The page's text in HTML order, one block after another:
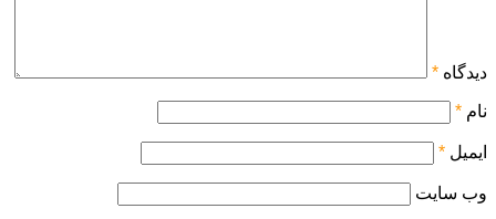
دیدگاه *
نام *
ایمیل *
وب‌ سایت